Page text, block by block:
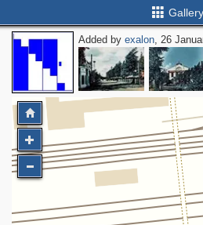
Gallery
Added byexalon, 26